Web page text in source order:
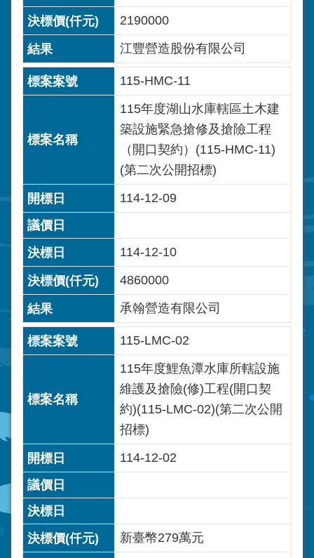
2190000
江豐營造股份有限公司
115-HMC-11
115年度湖山水庫轄區土木建
築設施緊急搶修及搶險工程
（開口契約）(115-HMC-11)
(第二次公開招標)
114-12-09
114-12-10
4860000
承翰營造有限公司
115-LMC-02
115年度鯉魚潭水庫所轄設施
維護及搶險(修)工程(開口契
約)(115-LMC-02)(第二次公開
招標)
114-12-02
新臺幣279萬元